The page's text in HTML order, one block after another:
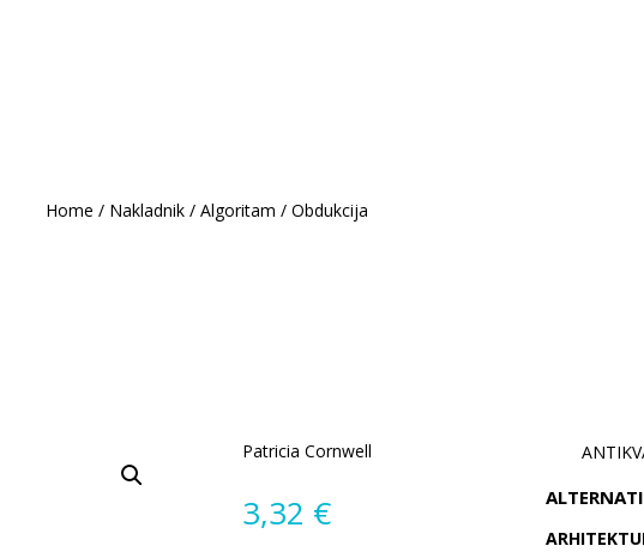
Home / Nakladnik/ Algoritam / Obdukcija
Patricia Cornwell
3,32 €